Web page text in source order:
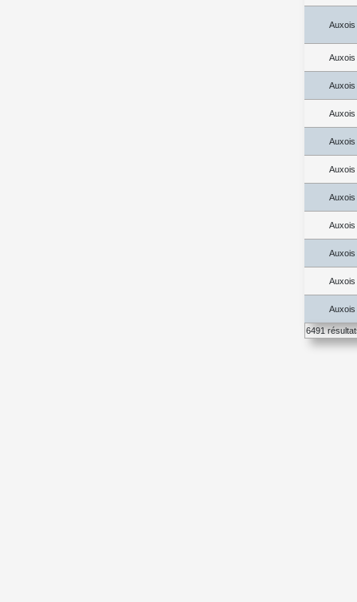
Auxois
Auxois
Auxois
Auxois
Auxois
Auxois
Auxois
Auxois
Auxois
Auxois
Auxois
6491